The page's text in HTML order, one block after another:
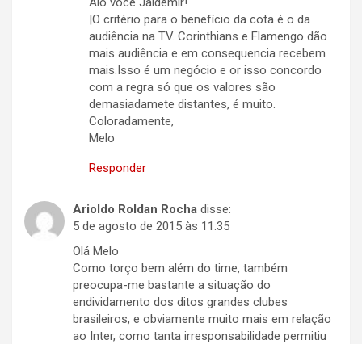
|O critério para o benefício da cota é o da
audiência na TV. Corinthians e Flamengo dão
mais audiência e em consequencia recebem
mais.Isso é um negócio e or isso concordo
com a regra só que os valores são
demasiadamete distantes, é muito.
Coloradamente,
Melo
Responder
Arioldo Roldan Rocha disse:
5 de agosto de 2015 às 11:35
Olá Melo
Como torço bem além do time, também
preocupa-me bastante a situação do
endividamento dos ditos grandes clubes
brasileiros, e obviamente muito mais em relação
ao Inter, como tanta irresponsabilidade permitiu